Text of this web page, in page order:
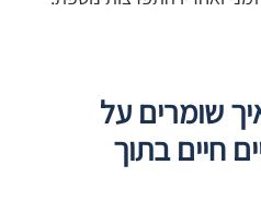
שומרים על
חיים בתוך